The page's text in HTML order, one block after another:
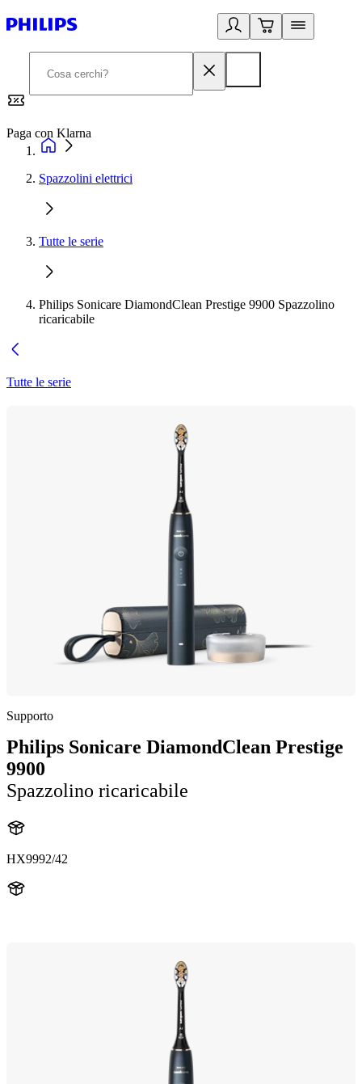
Paga con Klarna
Spazzolini elettrici
Tutte le serie
Philips Sonicare DiamondClean Prestige 9900 Spazzolino
ricaricabile
Tutte le serie
Supporto
Philips Sonicare DiamondClean Prestige
9900
Spazzolino ricaricabile
HX9992/42